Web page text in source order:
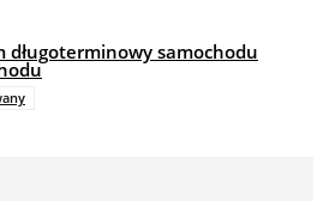
długoterminowy samochodu